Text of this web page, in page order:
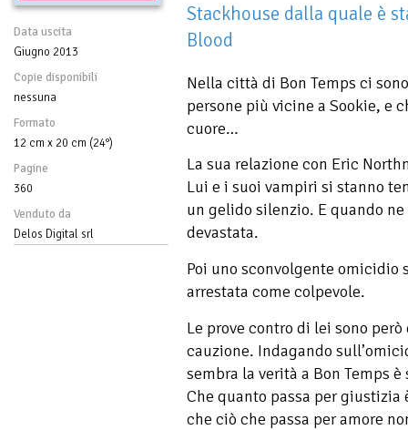
Data uscita
Giugno 2013
Copie disponibili
nessuna
Formato
12 cm x 20 cm (24°)
Pagine
360
Venduto da
Delos Digital srl
Stackhouse dalla quale è
Blood
Nella città di Bon Temps ci
persone più vicine a Sookie, e
cuore…
La sua relazione con Eric
Lui e i suoi vampiri si stanno
un gelido silenzio. E quando
devastata.
Poi uno sconvolgente omicidio
arrestata come colpevole.
Le prove contro di lei sono
cauzione. Indagando
sembra la verità a Bon Temps
Che quanto passa per giustizia
che ciò che passa per amore